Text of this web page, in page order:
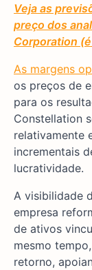
Veja as
preço dos
Corporation
As margens
os preços de
para os
Constellation
relativamente
incrementais
lucratividade.
A visibilidade
empresa
de ativos
mesmo
retorno,